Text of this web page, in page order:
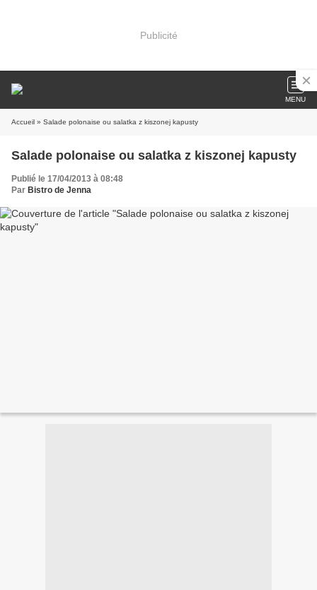
Publicité
MENU
Accueil » Salade polonaise ou salatka z kiszonej kapusty
Salade polonaise ou salatka z kiszonej kapusty
Publié le 17/04/2013 à 08:48
Par Bistro de Jenna